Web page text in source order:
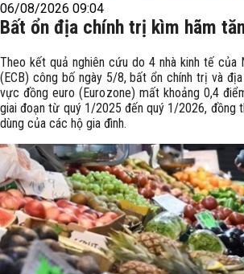
06/08/2026 09:04
Bất ổn địa chính trị kìm hãm
Theo kết quả nghiên cứu do 4 nhà kinh tế của
(ECB) công bố ngày 5/8, bất ổn chính trị và
vực đồng euro (Eurozone) mất khoảng 0,4
giai đoạn từ quý 1/2025 đến quý 1/2026, đồng
dùng của các hộ gia đình.